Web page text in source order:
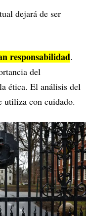
dejará de ser
responsabilidad.
del
ética. El análisis del
utiliza con cuidado.